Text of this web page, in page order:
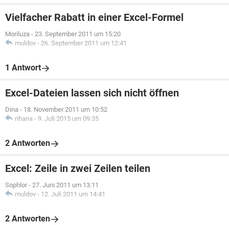
Vielfacher Rabatt in einer Excel-Formel
Moriluza - 23. September 2011 um 15:20
muldov - 26. September 2011 um 12:41
1 Antwort
Excel-Dateien lassen sich nicht öffnen
Dina - 18. November 2011 um 10:52
rihana - 9. Juli 2015 um 09:35
2 Antworten
Excel: Zeile in zwei Zeilen teilen
Sophlor - 27. Juni 2011 um 13:11
muldov - 12. Juli 2011 um 14:41
2 Antworten